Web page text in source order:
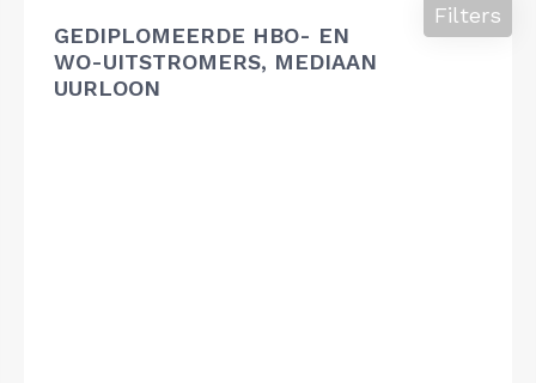
GEDIPLOMEERDE HBO- EN
WO-UITSTROMERS, MEDIAAN
UURLOON
Filters